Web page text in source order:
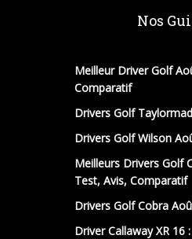
Nos
Meilleur Driver Golf
Comparatif
Drivers Golf
Drivers Golf Wilson
Meilleurs Drivers Golf
Test, Avis, Comparatif
Drivers Golf Cobra
Driver Callaway XR 16